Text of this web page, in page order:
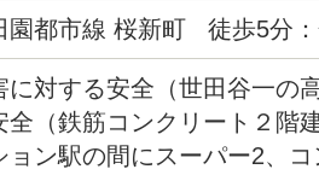
園都市線 桜新町 徒歩5分
に対する安全（世田谷一の
全（鉄筋コンクリート２階
ョン駅の間にスーパー2、